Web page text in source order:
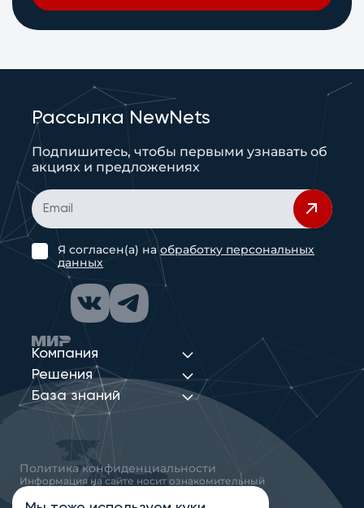
Компания
Решения
База знаний
Рассылка NewNets
Подпишитесь, чтобы первыми узнавать об
акциях и предложениях
Я согласен(а) наобработку персональных
данных
Политика конфиденциальности
Информация на сайте носит ознакомительный
характер и не является публичной офертой,
определяемой положениями статьи 437